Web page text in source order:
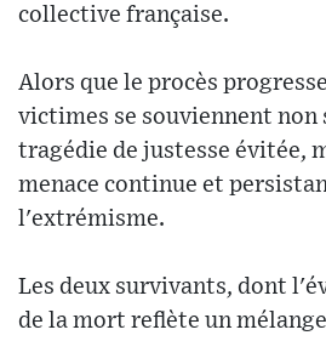
collective française.
Alors que le procès
victimes se souviennent non
tragédie de justesse évitée,
menace continue et
l'extrémisme.
Les deux survivants, dont
de la mort reflète un